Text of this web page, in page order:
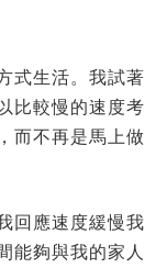
式生活。我試著
比較慢的速度考
而不再是馬上做
回應速度緩慢我
能夠與我的家人